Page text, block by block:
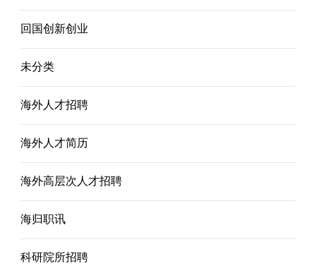
回国创新创业
未分类
海外人才招聘
海外人才简历
海外高层次人才招聘
海归职讯
科研院所招聘